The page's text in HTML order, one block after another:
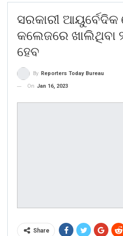
ସରକାରୀ
କଲେଜରେ ଖାଲିଥିବା
ହେବ
By Reporters Today Bureau
On Jan 16, 2023
Share